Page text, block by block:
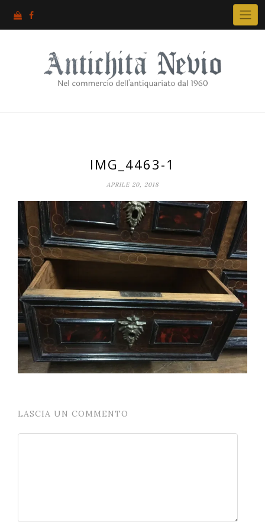
IMG_4463-1
APRILE 20, 2018
LASCIA UN COMMENTO